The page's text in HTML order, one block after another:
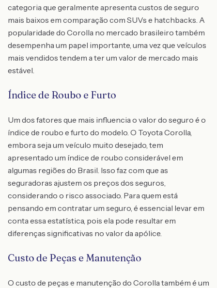
categoria que geralmente apresenta custos de seguro
mais baixos em comparação com SUVs e hatchbacks. A
popularidade do Corolla no mercado brasileiro também
desempenha um papel importante, uma vez que veículos
mais vendidos tendem a ter um valor de mercado mais
estável.
Índice de Roubo e Furto
Um dos fatores que mais influencia o valor do seguro é o
índice de roubo e furto do modelo. O Toyota Corolla,
embora seja um veículo muito desejado, tem
apresentado um índice de roubo considerável em
algumas regiões do Brasil. Isso faz com que as
seguradoras ajustem os preços dos seguros,
considerando o risco associado. Para quem está
pensando em contratar um seguro, é essencial levar em
conta essa estatística, pois ela pode resultar em
diferenças significativas no valor da apólice.
Custo de Peças e Manutenção
O custo de peças e manutenção do Corolla também é um